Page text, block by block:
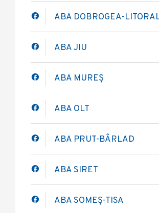
ABA DOBROGEA-
ABA JIU
ABA MUREȘ
ABA OLT
ABA PRUT-BÂRLAD
ABA SIRET
ABA SOMEȘ-TISA